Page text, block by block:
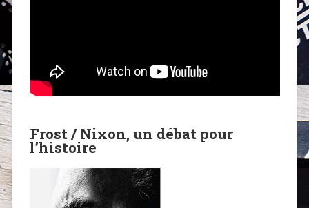
Frost / Nixon, un débat pour
l’histoire